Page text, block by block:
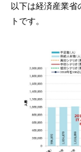
以下は経済産業省
トです。